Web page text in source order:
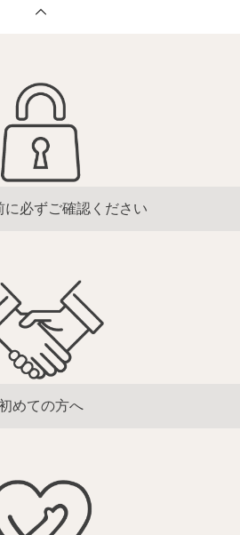
に必ずご確認ください
めての方へ